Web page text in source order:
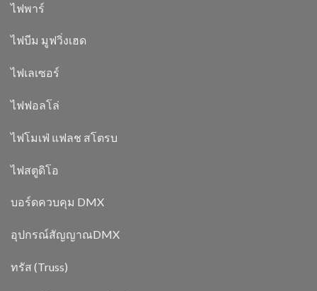
ไฟพาร์
ไฟบีม มูฟวิ่งเฮด
ไฟเลเซอร์
ไฟฟอลโล่
ไฟโมเฟ่ แฟลช สโตรบ
ไฟสตูดิโอ
บอร์ดควบคุม DMX
อุปกรณ์สัญญาณDMX
ทรัส (Truss)